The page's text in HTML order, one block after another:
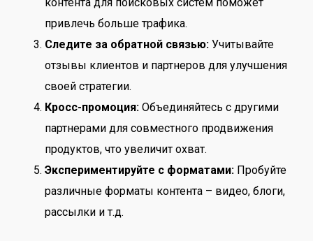
привлечь больше трафика.
Следите за обратной связью:Учитывайте
отзывы клиентов и партнеров для улучшения
своей стратегии.
Кросс-промоция:Объединяйтесь с другими
партнерами для совместного продвижения
продуктов, что увеличит охват.
Экспериментируйте с форматами:Пробуйте
различные форматы контента – видео, блоги,
рассылки и т.д.